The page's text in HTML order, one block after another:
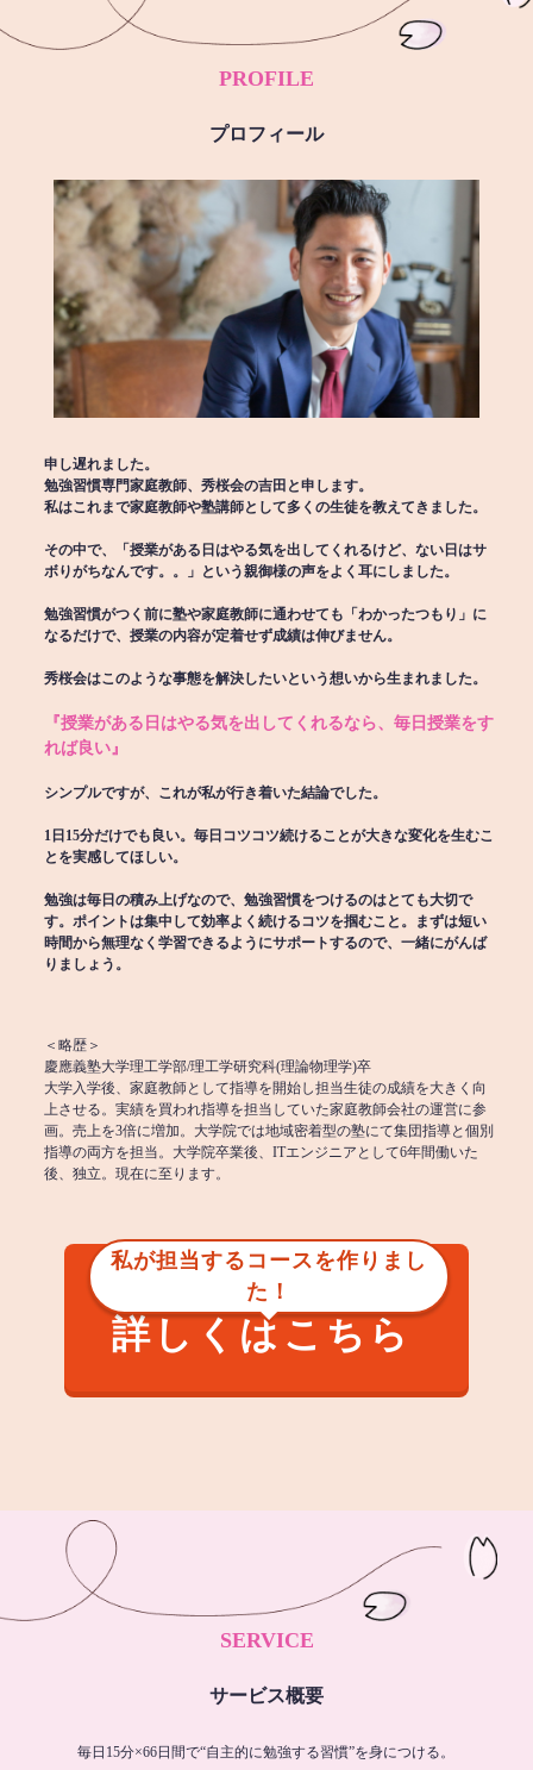
PROFILE
プロフィール
申し遅れました。
勉強習慣専門家庭教師、秀桜会の吉田と申します。
私はこれまで家庭教師や塾講師として多くの生徒を教えてきました。
その中で、「授業がある日はやる気を出してくれるけど、ない日はサ
ボりがちなんです。。」という親御様の声をよく耳にしました。
勉強習慣がつく前に塾や家庭教師に通わせても「わかったつもり」に
なるだけで、授業の内容が定着せず成績は伸びません。
秀桜会はこのような事態を解決したいという想いから生まれました。
『授業がある日はやる気を出してくれるなら、毎日授業をす
れば良い』
シンプルですが、これが私が行き着いた結論でした。
1日15分だけでも良い。毎日コツコツ続けることが大きな変化を生むこ
とを実感してほしい。
勉強は毎日の積み上げなので、勉強習慣をつけるのはとても大切で
す。ポイントは集中して効率よく続けるコツを掴むこと。まずは短い
時間から無理なく学習できるようにサポートするので、一緒にがんば
りましょう。
＜略歴＞
慶應義塾大学理工学部/理工学研究科(理論物理学)卒
大学入学後、家庭教師として指導を開始し担当生徒の成績を大きく向
上させる。実績を買われ指導を担当していた家庭教師会社の運営に参
画。売上を3倍に増加。大学院では地域密着型の塾にて集団指導と個別
指導の両方を担当。大学院卒業後、ITエンジニアとして6年間働いた
後、独立。現在に至ります。
私が担当するコースを作りまし
た！
詳しくはこちら
SERVICE
サービス概要
毎日15分×66日間で“自主的に勉強する習慣”を身につける。